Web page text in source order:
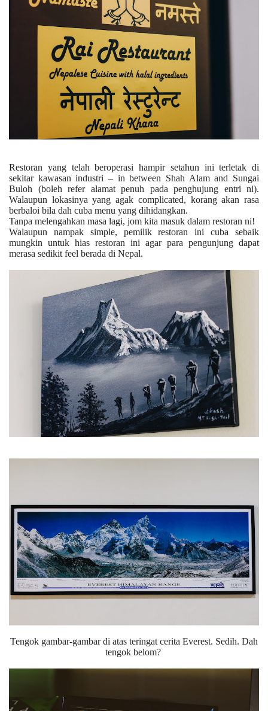
Restoran yang telah beroperasi hampir setahun ini terletak di
sekitar kawasan industri – in between Shah Alam and Sungai
Buloh (boleh refer alamat penuh pada penghujung entri ni).
Walaupun lokasinya yang agak complicated, korang akan rasa
berbaloi bila dah cuba menu yang dihidangkan.
Tanpa melengahkan masa lagi, jom kita masuk dalam restoran ni!
Walaupun nampak simple, pemilik restoran ini cuba sebaik
mungkin untuk hias restoran ini agar para pengunjung dapat
merasa sedikit feel berada di Nepal.
Tengok gambar-gambar di atas teringat cerita Everest. Sedih. Dah
tengok belom?